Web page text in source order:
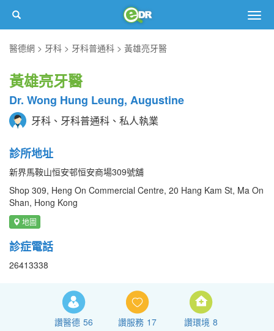
醫德網
牙科 牙科普通科 黃雄亮牙醫
黃雄亮牙醫
Dr. Wong Hung Leung, Augustine
牙科、牙科普通科、私人執業
診所地址
新界馬鞍山恒安邨恒安商場309號舖
Shop 309, Heng On Commercial Centre, 20 Hang Kam St, Ma On
Shan, Hong Kong
地圖
診症電話
26413338
讚醫德 56 讚服務 17 讚環境 8